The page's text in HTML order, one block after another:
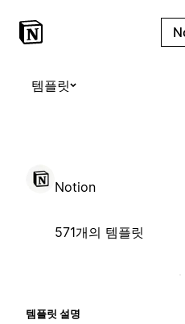
템플릿
Notion
571개의 템플릿
템플릿 설명